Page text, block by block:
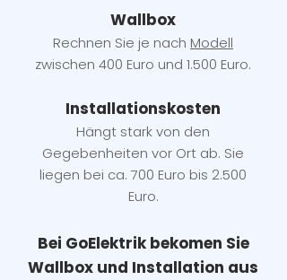
Wallbox
Rechnen Sie je nach Modell
zwischen 400 Euro und 1.500 Euro.
Installationskosten
Hängt stark von den
Gegebenheiten vor Ort ab. Sie
liegen bei ca. 700 Euro bis 2.500
Euro.
Bei GoElektrik bekomen Sie
Wallbox und Installation aus